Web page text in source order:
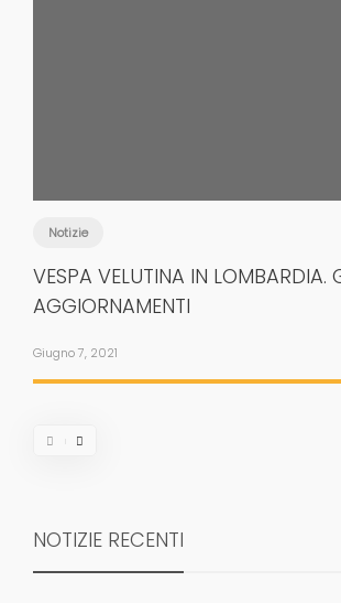
Notizie
VESPA VELUTINA IN LOMBARDIA.
AGGIORNAMENTI
Giugno 7, 2021
NOTIZIE RECENTI